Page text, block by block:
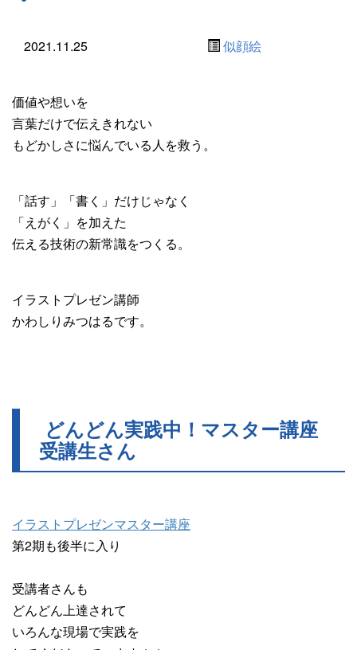
2021.11.25 似顔絵
価値や想いを
言葉だけで伝えきれない
もどかしさに悩んでいる人を救う。
「話す」「書く」だけじゃなく
「えがく」を加えた
伝える技術の新常識をつくる。
イラストプレゼン講師
かわしりみつはるです。
どんどん実践中！マスター講座
受講生さん
イラストプレゼンマスター講座
第2期も後半に入り
受講者さんも
どんどん上達されて
いろんな現場で実践を